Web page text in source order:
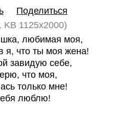
Поделиться
KB 1125x2000)
любимая моя,
я, что ты моя жена!
завидую себе,
что моя,
только мне!
люблю!